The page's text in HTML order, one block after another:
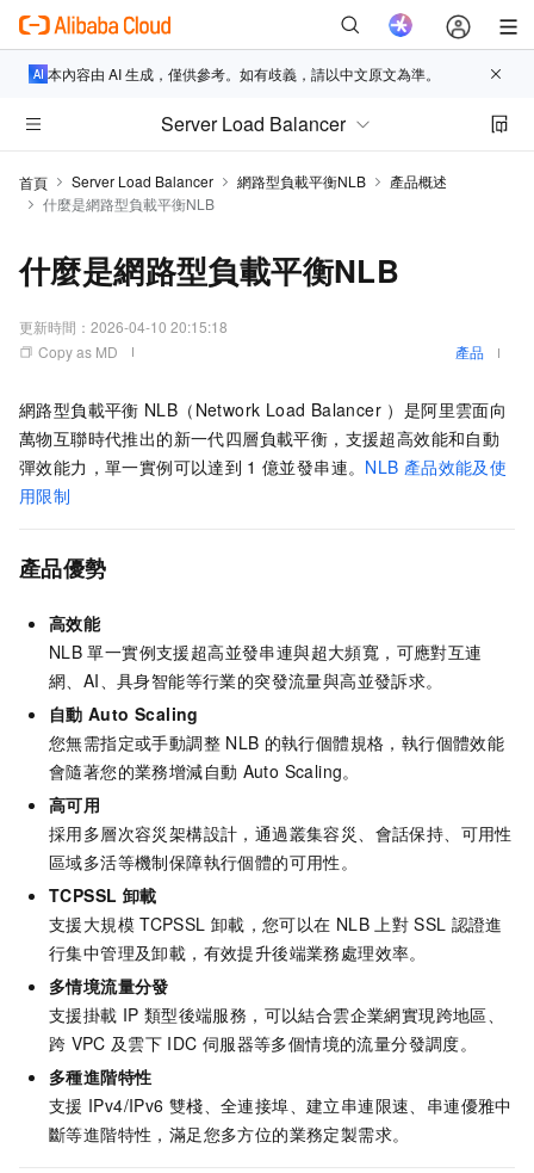
本內容由 AI 生成，僅供參考。如有歧義，請以中文原文為準。
Server Load Balancer
首頁 Server Load Balancer 網路型負載平衡NLB
產品概述
什麼是網路型負載平衡NLB
什麼是網路型負載平衡NLB
更新時間： 2026-04-10 20:15:18
Copy as MD
產品
網路型負載平衡 NLB（Network Load Balancer ）是阿里雲面向
萬物互聯時代推出的新一代四層負載平衡，支援超高效能和自動
彈效能力，單一實例可以達到 1 億並發串連。 NLB 產品效能及使
用限制
產品優勢
高效能
NLB 單一實例支援超高並發串連與超大頻寬，可應對互連
網、AI、具身智能等行業的突發流量與高並發訴求。
自動 Auto Scaling
您無需指定或手動調整 NLB 的執行個體規格，執行個體效能
會隨著您的業務增減自動 Auto Scaling。
高可用
採用多層次容災架構設計，通過叢集容災、會話保持、可用性
區域多活等機制保障執行個體的可用性。
TCPSSL 卸載
支援大規模 TCPSSL 卸載，您可以在 NLB 上對 SSL 認證進
行集中管理及卸載，有效提升後端業務處理效率。
多情境流量分發
支援掛載 IP 類型後端服務，可以結合雲企業網實現跨地區、
跨 VPC 及雲下 IDC 伺服器等多個情境的流量分發調度。
多種進階特性
支援 IPv4/IPv6 雙棧、全連接埠、建立串連限速、串連優雅中
斷等進階特性，滿足您多方位的業務定製需求。